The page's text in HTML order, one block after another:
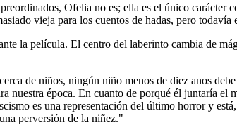
Ofelia no es; ella es el único
vieja para los cuentos de hadas, pero todavía
la película. El centro del laberinto cambia de
de niños, ningún niño menos de diez anos
nuestra época. En cuanto de porqué él juntaría
es una representación del último horror y
perversión de la niñez."